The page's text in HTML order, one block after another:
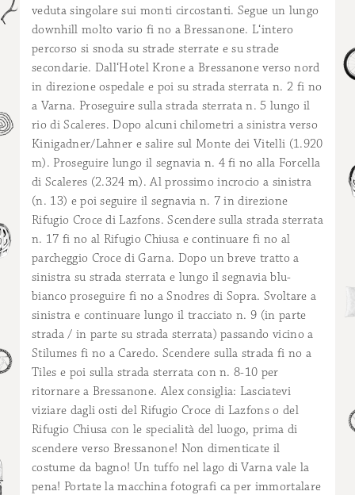
veduta singolare sui monti circostanti. Segue un lungo
downhill molto vario fi no a Bressanone. L‘intero
percorso si snoda su strade sterrate e su strade
secondarie. Dall‘Hotel Krone a Bressanone verso nord
in direzione ospedale e poi su strada sterrata n. 2 fi no
a Varna. Proseguire sulla strada sterrata n. 5 lungo il
rio di Scaleres. Dopo alcuni chilometri a sinistra verso
Kinigadner/Lahner e salire sul Monte dei Vitelli (1.920
m). Proseguire lungo il segnavia n. 4 fi no alla Forcella
di Scaleres (2.324 m). Al prossimo incrocio a sinistra
(n. 13) e poi seguire il segnavia n. 7 in direzione
Rifugio Croce di Lazfons. Scendere sulla strada sterrata
n. 17 fi no al Rifugio Chiusa e continuare fi no al
parcheggio Croce di Garna. Dopo un breve tratto a
sinistra su strada sterrata e lungo il segnavia blu-
bianco proseguire fi no a Snodres di Sopra. Svoltare a
sinistra e continuare lungo il tracciato n. 9 (in parte
strada / in parte su strada sterrata) passando vicino a
Stilumes fi no a Caredo. Scendere sulla strada fi no a
Tiles e poi sulla strada sterrata con n. 8-10 per
ritornare a Bressanone. Alex consiglia: Lasciatevi
viziare dagli osti del Rifugio Croce di Lazfons o del
Rifugio Chiusa con le specialità del luogo, prima di
scendere verso Bressanone! Non dimenticate il
costume da bagno! Un tuffo nel lago di Varna vale la
pena! Portate la macchina fotografi ca per immortalare